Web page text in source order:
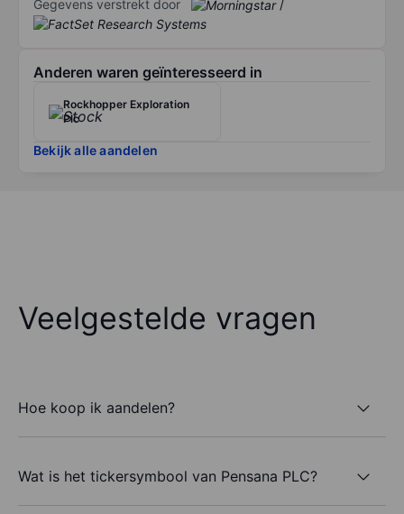
Gegevens verstrekt door /
Anderen waren geïnteresseerd in
Rockhopper Exploration
Plc
Bekijk alle aandelen
Veelgestelde vragen
Hoe koop ik aandelen?
Wat is het tickersymbool van Pensana PLC?